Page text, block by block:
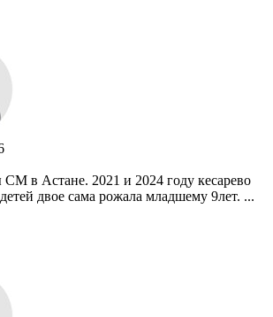
в Астане. 2021 и 2024 году кесарево
двое сама рожала младшему 9лет. ...